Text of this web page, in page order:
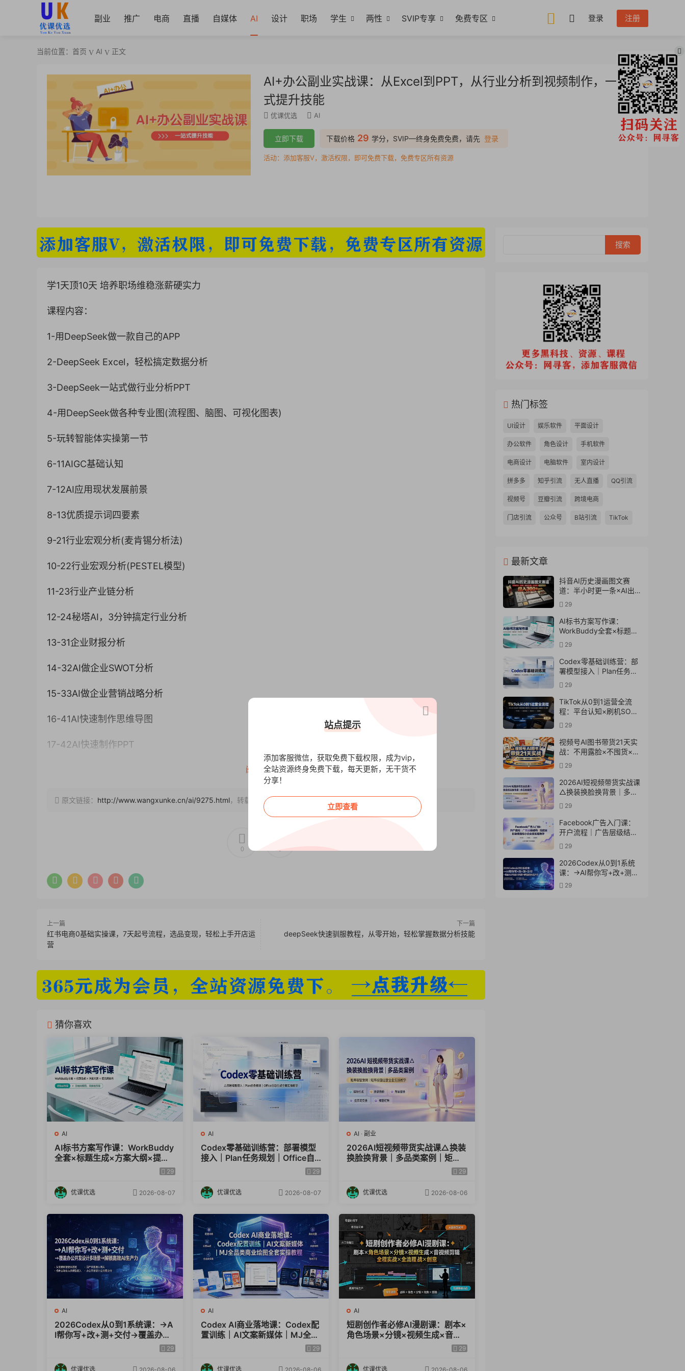
副业 推广 电商 直播 自媒体 AI 设计 职场 学生 两性 SVIP专享 免费专区 登录 注册
当前位置： 首页 AI 正文
AI+办公副业实战课：从Excel到PPT，从行业分析到视频制作，一站
式提升技能
优课优选 AI 推广
下载价格 29 学分，SVIP—终身免费免费，请先 登录
立即下载
活动：添加客服V，激活权限，即可免费下载，免费专区所有资源
学1天顶10天 培养职场维稳涨薪硬实力
课程内容：
1-用DeepSeek做一款自己的APP
2-DeepSeek Excel，轻松搞定数据分析
3-DeepSeek一站式做行业分析PPT
4-用DeepSeek做各种专业图(流程图、脑图、可视化图表)
5-玩转智能体实操第一节
6-11AIGC基础认知
7-12AI应用现状发展前景
8-13优质提示词四要素
9-21行业宏观分析(麦肯锡分析法)
10-22行业宏观分析(PESTEL模型)
11-23行业产业链分析
12-24秘塔AI，3分钟搞定行业分析
13-31企业财报分析
14-32AI做企业SWOT分析
15-33AI做企业营销战略分析
16-41AI快速制作思维导图
17-42AI快速制作PPT
19-44用AI，长文档快速转PPT
22-47AI做会议纪要(一)
24-51用AI，一键做长视频总结
25-52AI生成视频脚本
26-53AI一键生成视频
27-61AI制作爆款海报
28-62AI批量制作海报
29-63AI制作电商主图
30-64AI制作新中式插画
31-71AI生成Slogan
33-73AI写爆款文章
34-81AI处理ECXEL(数据分析可视化)
36-91扣子(COZE)入门
阅读全文
原文链接： http://www.wangxunke.cn/ai/9275.html，转载请注明出处~~~
0
上一篇
红书电商0基础实操课，7天起号流程，选品变现，轻松上手开店运
营
下一篇
deepSeek快速驯服教程，从零开始，轻松掌握数据分析技能
猜你喜欢
AI
AI标书方案写作课：WorkBuddy
全套×标题生成×方案大纲×提示
词技巧×废标点检查×豆包流程 29
优课优选 2026-08-07
AI
Codex零基础训练营：部署模型
接入｜Plan任务规划｜Office自
29
优课优选 2026-08-07
AI · 副业
2026AI短视频带货实战课△换装
换脸换背景｜多品类案例｜矩阵
29
优课优选 2026-08-06
AI
2026Codex从0到1系统课：→A
I帮你写+改+测+交付→覆盖办公
开发设计多场景→解锁高效AI生29
优课优选
AI
Codex AI商业落地课：Codex配
置训练｜AI文案新媒体｜MJ全品
29
优课优选
AI
短剧创作者必修AI漫剧课：剧本×
角色场景×分镜×视频生成×音视
频剪辑×全流程实战×创意短片拆
29
优课优选
热门标签
UI设计 娱乐软件 平面设计
办公软件 角色设计 手机软件
电商设计 电脑软件 室内设计
拼多多 知乎引流 无人直播 QQ引流
视频号 豆瓣引流 跨境电商
门店引流 公众号 B站引流 TikTok
最新文章
抖音AI历史漫画图文赛
道：半小时更一条×AI出
图×邪修过伙伴计划×日入
300+，零成本快速入局
29
AI标书方案写作课：
WorkBuddy全套×标题生
成×方案大纲×提示词技巧
×废标点检查×豆包流程
图，高效出方案
29
Codex零基础训练营：部
署模型接入｜Plan任务规
划｜Office自动生成全套
实操教学
29
TikTok从0到1运营全流
程：平台认知×刷机SOP×
指纹浏览器×爆款对标
×Kalodata选品×店铺后台
×达人建联
29
视频号AI图书带货21天实
战：不用露脸×不囤货×不
发愁内容，AI写文案做视
频挂小黄车，佣金
50%+爆单
29
2026AI短视频带货实战课
△换装换脸换背景｜多品
类案例｜矩阵橱窗运营全
套实操教学
29
Facebook广告入门课：
开户流程｜广告层级结构
｜投放目标数据指标小白
全套实操教学
29
2026Codex从0到1系统
课：→AI帮你写+改+测
+交付→覆盖办公开发设
29
站点提示
添加客服微信，获取免费下载权限，成为vip，
全站资源终身免费下载，每天更新，无干货不
分享！
立即查看